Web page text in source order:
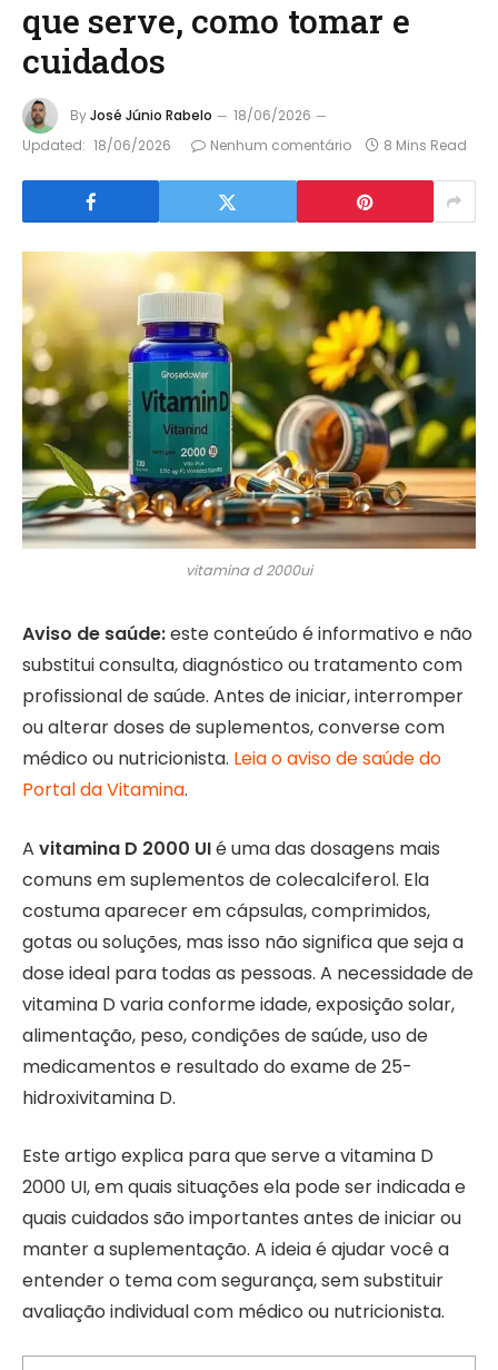
que serve, como tomar e
cuidados
ByJosé Júnio Rabelo
18/06/2026
Updated: 18/06/2026 Nenhum comentário 8 Mins Read
vitamina d 2000ui
Aviso de saúde:este conteúdo é informativo e não
substitui consulta, diagnóstico ou tratamento com
profissional de saúde. Antes de iniciar, interromper
ou alterar doses de suplementos, converse com
médico ou nutricionista. Leia o aviso de saúde do
Portal da Vitamina.
A vitamina D 2000 UIé uma das dosagens mais
comuns em suplementos de colecalciferol. Ela
costuma aparecer em cápsulas, comprimidos,
gotas ou soluções, mas isso não significa que seja a
dose ideal para todas as pessoas. A necessidade de
vitamina D varia conforme idade, exposição solar,
alimentação, peso, condições de saúde, uso de
medicamentos e resultado do exame de 25-
hidroxivitamina D.
Este artigo explica para que serve a vitamina D
2000 UI, em quais situações ela pode ser indicada e
quais cuidados são importantes antes de iniciar ou
manter a suplementação. A ideia é ajudar você a
entender o tema com segurança, sem substituir
avaliação individual com médico ou nutricionista.